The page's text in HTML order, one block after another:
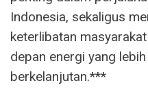
Indonesia, sekaligus
keterlibatan
depan energi yang
berkelanjutan.***